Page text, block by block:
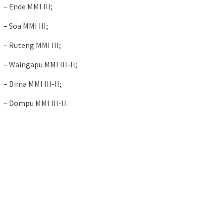
– Ende MMI III;
– Soa MMI III;
– Ruteng MMI III;
– Waingapu MMI III-II;
– Bima MMI III-II;
– Dompu MMI III-II.